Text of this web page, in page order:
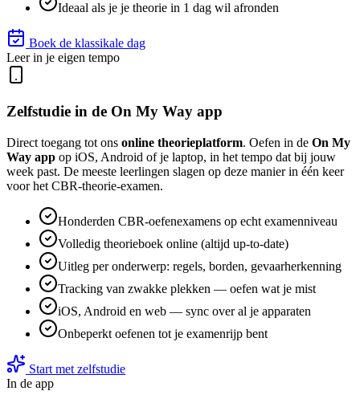
Ideaal als je je theorie in 1 dag wil afronden
Boek de klassikale dag
Leer in je eigen tempo
Zelfstudie in de On My Way app
Direct toegang tot ons online theorieplatform. Oefen in de On My
Way app op iOS, Android of je laptop, in het tempo dat bij jouw
week past. De meeste leerlingen slagen op deze manier in één keer
voor het CBR-theorie-examen.
Honderden CBR-oefenexamens op echt examenniveau
Volledig theorieboek online (altijd up-to-date)
Uitleg per onderwerp: regels, borden, gevaarherkenning
Tracking van zwakke plekken — oefen wat je mist
iOS, Android en web — sync over al je apparaten
Onbeperkt oefenen tot je examenrijp bent
Start met zelfstudie
In de app